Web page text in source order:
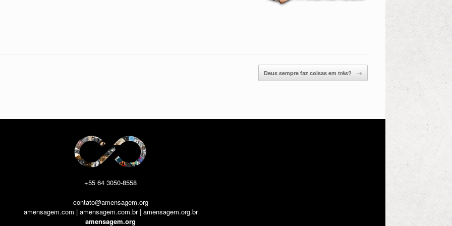
Deus sempre faz coisas em três? →
+55 64 3050-8558
contato@amensagem.org
amensagem.com | amensagem.com.br | amensagem.org.br
amensagem.org